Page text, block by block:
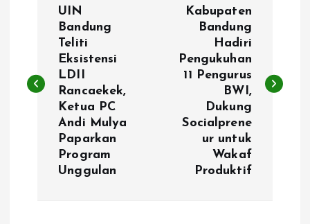
t
UIN
Bandung
Teliti
Eksistensi
LDII
Rancaekek,
Ketua PC
Andi Mulya
Paparkan
Program
Unggulan
Kabupaten
Bandung
Hadiri
Pengukuhan
11 Pengurus
BWI,
Dukung
Socialprene
ur untuk
Wakaf
Produktif